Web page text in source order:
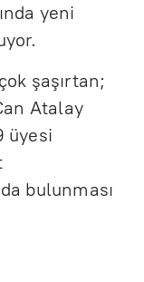
yeni
şaşırtan;
Atalay
üyesi
bulunması